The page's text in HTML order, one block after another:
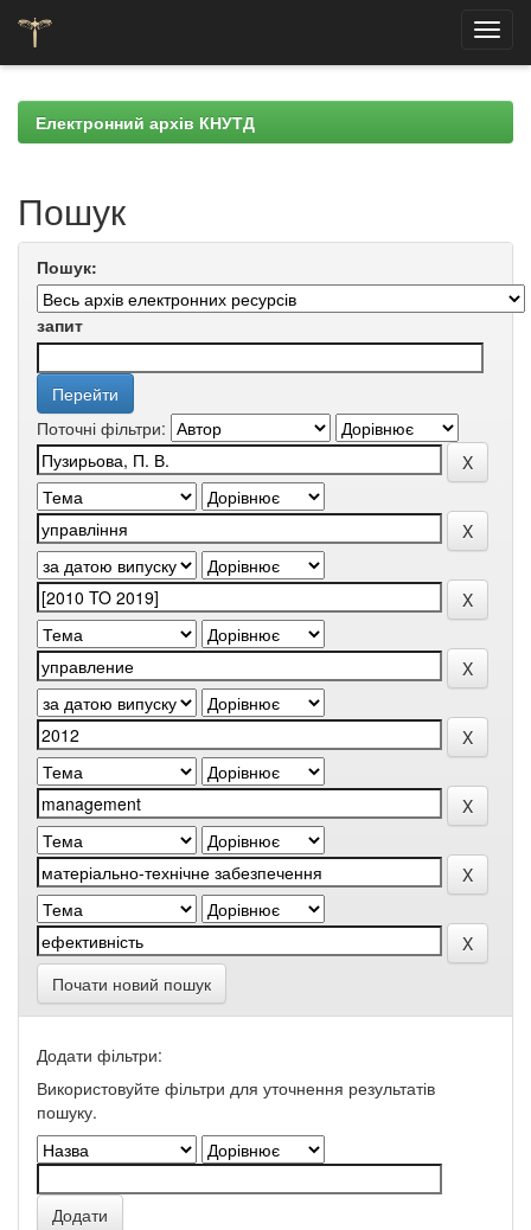
navigationЕлектронний архів КНУТД
Пошук
Пошук:
запит
Поточні фільтри:
Почати новий пошук
Додати фільтри:
Використовуйте фільтри для уточнення результатів
пошуку.